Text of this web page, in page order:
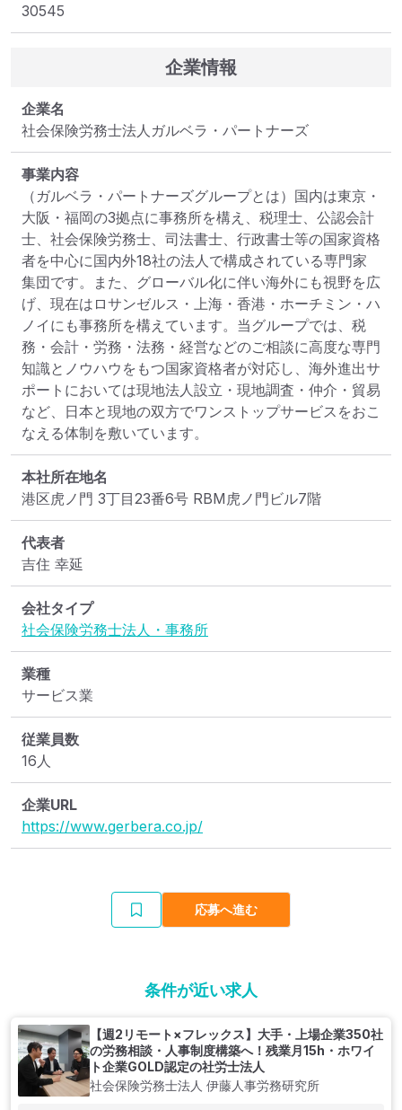
30545
企業情報
企業名
社会保険労務士法人ガルベラ・パートナーズ
事業内容
（ガルベラ・パートナーズグループとは）国内は東京・
大阪・福岡の3拠点に事務所を構え、税理士、公認会計
士、社会保険労務士、司法書士、行政書士等の国家資格
者を中心に国内外18社の法人で構成されている専門家
集団です。また、グローバル化に伴い海外にも視野を広
げ、現在はロサンゼルス・上海・香港・ホーチミン・ハ
ノイにも事務所を構えています。当グループでは、税
務・会計・労務・法務・経営などのご相談に高度な専門
知識とノウハウをもつ国家資格者が対応し、海外進出サ
ポートにおいては現地法人設立・現地調査・仲介・貿易
など、日本と現地の双方でワンストップサービスをおこ
なえる体制を敷いています。
本社所在地名
港区虎ノ門 3丁目23番6号 RBM虎ノ門ビル7階
代表者
吉住 幸延
会社タイプ
社会保険労務士法人・事務所
業種
サービス業
従業員数
16人
企業URL
https://www.gerbera.co.jp/
応募へ進む
条件が近い求人
【週2リモート×フレックス】大手・上場企業350社
の労務相談・人事制度構築へ！残業月15h・ホワイ
ト企業GOLD認定の社労士法人
社会保険労務士法人 伊藤人事労務研究所